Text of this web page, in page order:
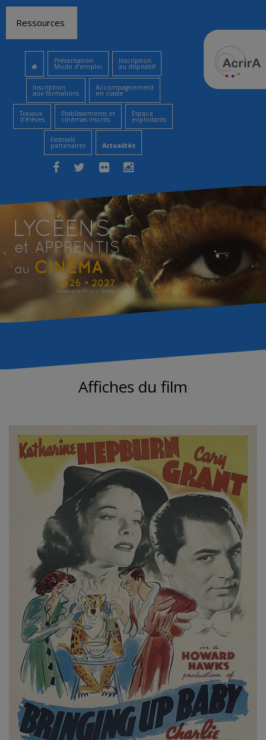
contenu
Ressources
Présentation
Mode d’emploi
Inscription
au dispositif
Inscription
aux formations
Accompagnement
en classe
Travaux
d’élèves
Etablissements et
cinémas inscrits
Espace
exploitants
Festivals
partenaires Actualités
Affiches du film